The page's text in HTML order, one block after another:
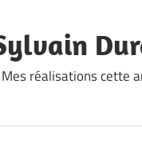
Mes réalisations cette